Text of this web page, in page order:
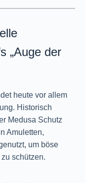
„Auge der
heute vor allem
Historisch
Medusa Schutz
Amuletten,
um böse
schützen.